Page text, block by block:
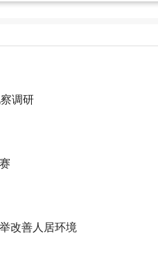
调研
改善人居环境